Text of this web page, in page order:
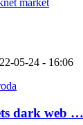
market
05-24 - 16:06
dark web …